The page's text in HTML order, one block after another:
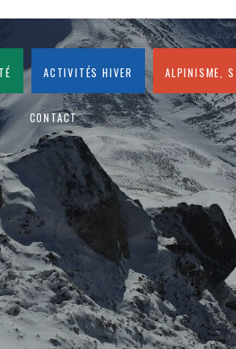
Activités hiver Alpinisme,
CONTACT